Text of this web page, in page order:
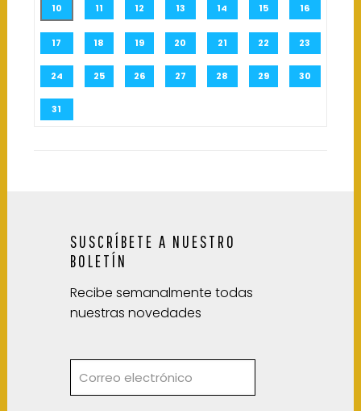
10 11 12 13 14 15 16
17 18 19 20 21 22 23
24 25 26 27 28 29 30
31
SUSCRÍBETE A NUESTRO
BOLETÍN
Recibe semanalmente todas
nuestras novedades